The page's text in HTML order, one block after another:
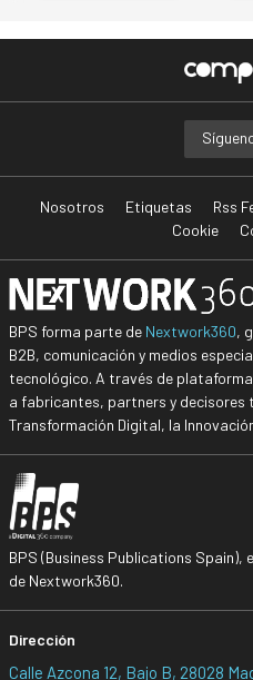
Nosotros Etiquetas Rss
Cookie
BPS forma parte de Nextwork360,
B2B, comunicación y medios
tecnológico. A través de
a fabricantes, partners y decisores
Transformación Digital, la
BPS (Business Publications
de Nextwork360.
Dirección
Calle Azcona 12, Bajo B, 28028